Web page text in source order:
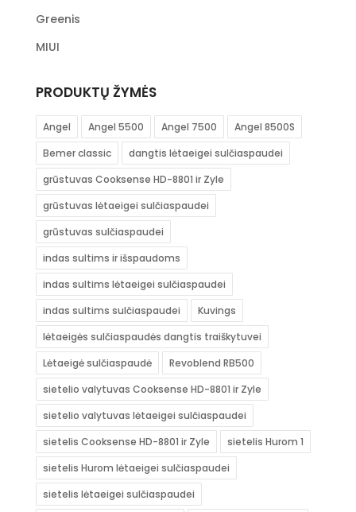
Greenis
MIUI
PRODUKTŲ ŽYMĖS
Angel Angel 5500 Angel 7500
Angel 8500S
Bemer classic
dangtis lėtaeigei sulčiaspaudei
grūstuvas Cooksense HD-8801 ir Zyle
grūstuvas lėtaeigei sulčiaspaudei
grūstuvas sulčiaspaudei
indas sultims ir išspaudoms
indas sultims lėtaeigei sulčiaspaudei
indas sultims sulčiaspaudei
Kuvings
lėtaeigės sulčiaspaudės dangtis traiškytuvei
Lėtaeigė sulčiaspaudė
Revoblend RB500
sietelio valytuvas Cooksense HD-8801 ir Zyle
sietelio valytuvas lėtaeigei sulčiaspaudei
sietelis Cooksense HD-8801 ir Zyle
sietelis Hurom 1
sietelis Hurom lėtaeigei sulčiaspaudei
sietelis lėtaeigei sulčiaspaudei